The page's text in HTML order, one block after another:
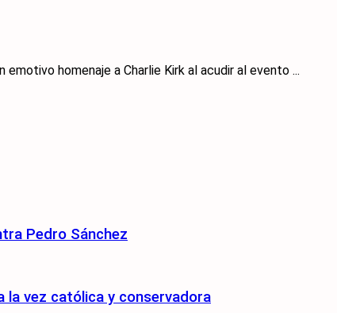
homenaje a Charlie Kirk al acudir al evento ...
Pedro Sánchez
la vez católica y conservadora